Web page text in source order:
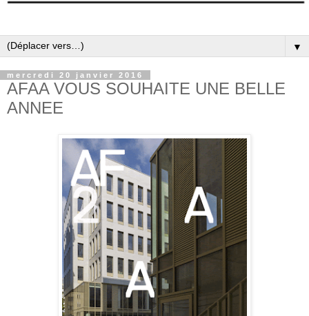
▼
mercredi 20 janvier 2016
AFAA VOUS SOUHAITE UNE BELLE
ANNEE